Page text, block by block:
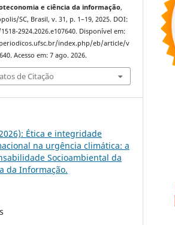
e ciência da informação,
SC, Brasil, v. 31, p. 1–19, 2025. DOI:
2924.2026.e107640. Disponível em:
index.php/eb/article/v
Acesso em: 7 ago. 2026.
de Citação
Ética e integridade
na urgência climática: a
Socioambiental da
da Informação.